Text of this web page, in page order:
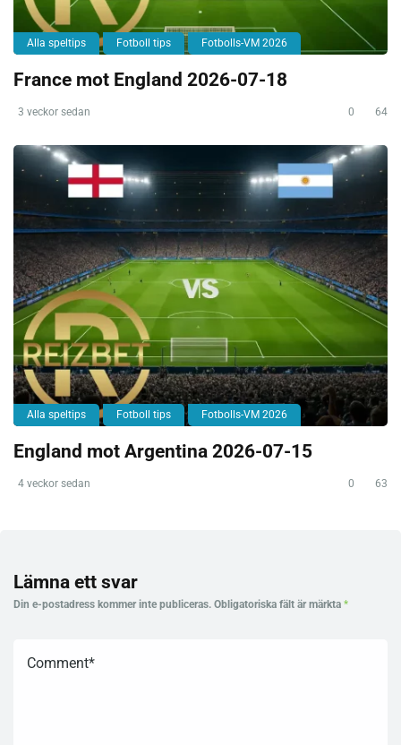
Alla speltips Fotboll tips Fotbolls-VM 2026
France mot England 2026-07-18
3 veckor sedan 0 64
Alla speltips Fotboll tips Fotbolls-VM 2026
England mot Argentina 2026-07-15
4 veckor sedan 0 63
Lämna ett svar
Din e-postadress kommer inte publiceras. Obligatoriska fält är märkta *